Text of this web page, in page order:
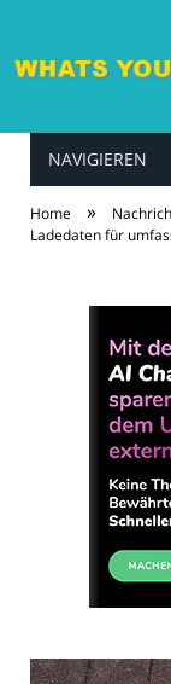
NAVIGIEREN
Home »
Ladedaten für